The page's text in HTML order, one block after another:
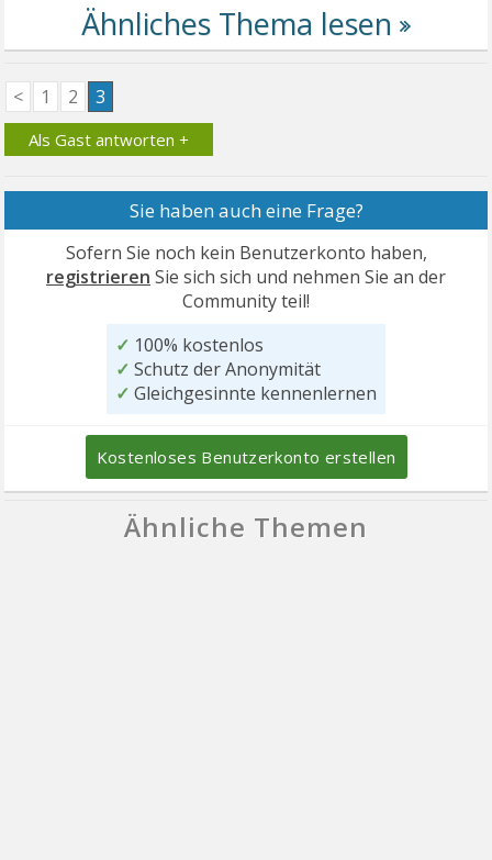
< 1 2 3
Als Gast antworten +
Sie haben auch eine Frage?
Sofern Sie noch kein Benutzerkonto haben,
registrieren Sie sich sich und nehmen Sie an der
Community teil!
✓ 100% kostenlos
✓ Schutz der Anonymität
✓ Gleichgesinnte kennenlernen
Kostenloses Benutzerkonto erstellen
Ähnliche Themen